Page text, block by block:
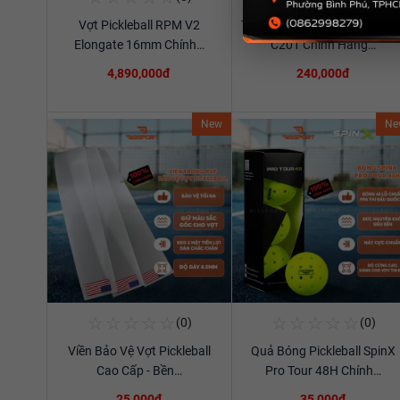
Vợt Pickleball RPM V2
Elongate 16mm Chính…
4,890,000đ
Túi Thể Thao Cầu Lông Ywyat
C201 Chính Hãng…
240,000đ
New
Xem chi tiết
(0)
Viền Bảo Vệ Vợt Pickleball
Cao Cấp - Bền…
Xem chi tiết
(0)
Quả Bóng Pickleball SpinX
Pro Tour 48H Chính…